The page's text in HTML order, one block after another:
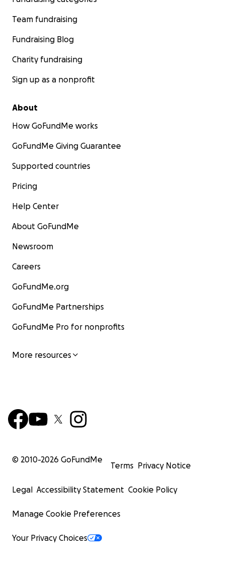
Team fundraising
Fundraising Blog
Charity fundraising
Sign up as a nonprofit
About
How GoFundMe works
GoFundMe Giving Guarantee
Supported countries
Pricing
Help Center
About GoFundMe
Newsroom
Careers
GoFundMe.org
GoFundMe Partnerships
GoFundMe Pro for nonprofits
More resources
© 2010-2026 GoFundMe
Terms Privacy Notice
Legal Accessibility Statement Cookie Policy
Manage Cookie Preferences
Your Privacy Choices